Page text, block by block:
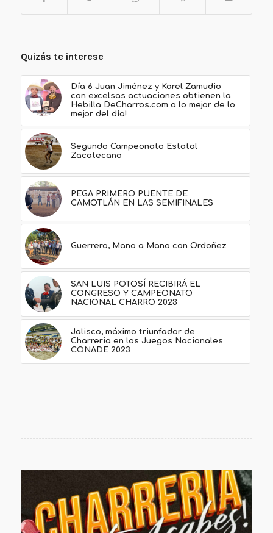
Quizás te interese
Día 6 Juan Jiménez y Karel Zamudio
con excelsas actuaciones obtienen la
Hebilla DeCharros.com a lo mejor de lo
mejor del día!
Segundo Campeonato Estatal
Zacatecano
PEGA PRIMERO PUENTE DE
CAMOTLÁN EN LAS SEMIFINALES
Guerrero, Mano a Mano con Ordoñez
SAN LUIS POTOSÍ RECIBIRÁ EL
CONGRESO Y CAMPEONATO
NACIONAL CHARRO 2023
Jalisco, máximo triunfador de
Charrería en los Juegos Nacionales
CONADE 2023